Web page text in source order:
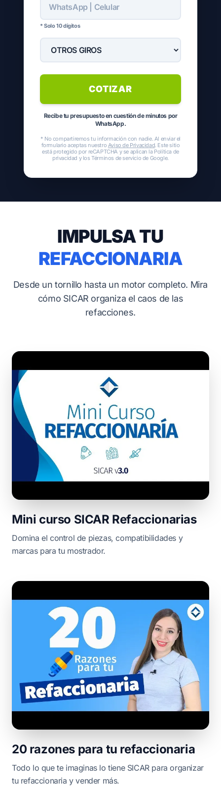
* Solo 10 dígitos
COTIZAR
Recibe tu presupuesto en cuestión de minutos por
WhatsApp.
* No compartiremos tu información con nadie. Al enviar el
formulario aceptas nuestro Aviso de Privacidad. Este sitio
está protegido por reCAPTCHA y se aplican la Política de
privacidad y losTérminos de servicio de Google.
IMPULSA TU
REFACCIONARIA
Desde un tornillo hasta un motor completo. Mira
cómo SICAR organiza el caos de las
refacciones.
Mini curso SICAR Refaccionarias
Domina el control de piezas, compatibilidades y
marcas para tu mostrador.
20 razones para tu refaccionaria
Todo lo que te imaginas lo tiene SICAR para organizar
tu refaccionaria y vender más.